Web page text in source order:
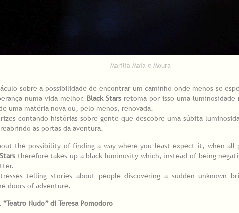
Marília Maia e Moura
sobre a possibilidade de encontrar um caminho onde menos se
numa vida melhor. Black Stars retoma por isso uma
uma matéria nova ou, pelo menos, renovada.
contando histórias sobre gente que descobre uma súbita
as portas da aventura.
the possibility of finding a way where you least expect it, when
therefore takes up a black luminosity which, instead of being
telling stories about people discovering a sudden unknown
doors of adventure.
“Teatro Nudo” di Teresa Pomodoro